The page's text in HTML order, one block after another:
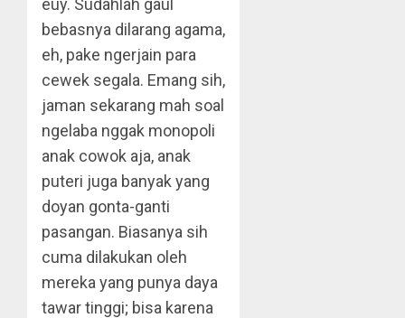
euy. Sudahlah gaul
bebasnya dilarang agama,
eh, pake ngerjain para
cewek segala. Emang sih,
jaman sekarang mah soal
ngelaba nggak monopoli
anak cowok aja, anak
puteri juga banyak yang
doyan gonta-ganti
pasangan. Biasanya sih
cuma dilakukan oleh
mereka yang punya daya
tawar tinggi; bisa karena